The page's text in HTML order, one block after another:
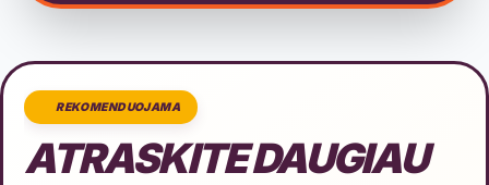
REKOMENDUOJAMA
ATRASKITE DAUGIAU